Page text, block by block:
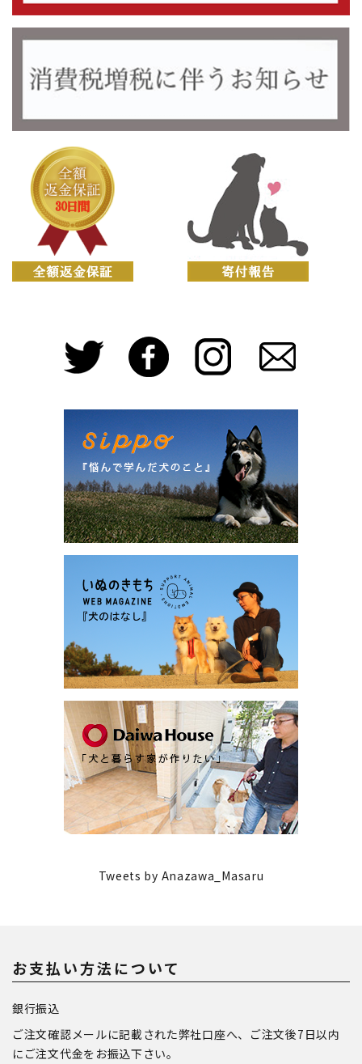
Tweets by Anazawa_Masaru
お支払い方法について
銀行振込
ご注文確認メールに記載された弊社口座へ、ご注文後7日以内
にご注文代金をお振込下さい。